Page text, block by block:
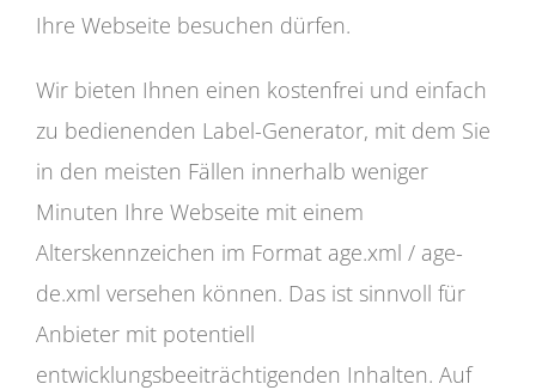
Ihre Webseite besuchen dürfen.
Wir bieten Ihnen einen kostenfrei und einfach
zu bedienenden Label-Generator, mit dem Sie
in den meisten Fällen innerhalb weniger
Minuten Ihre Webseite mit einem
Alterskennzeichen im Format age.xml / age-
de.xml versehen können. Das ist sinnvoll für
Anbieter mit potentiell
entwicklungsbeeiträchtigenden Inhalten. Auf